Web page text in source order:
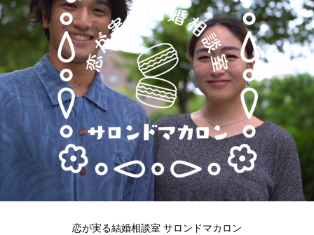
恋が実る結婚相談室 サロンドマカロン